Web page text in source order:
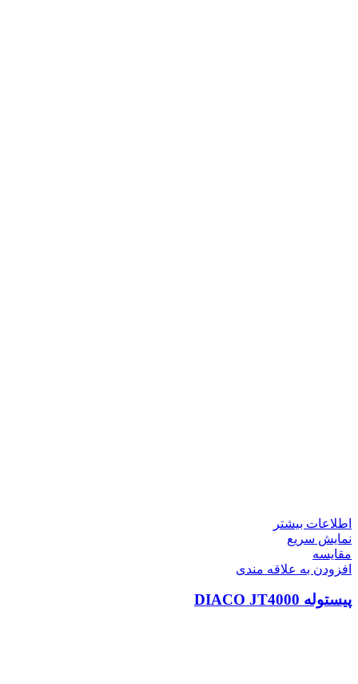
اطلاعات بیشتر
نمایش سریع
مقايسه
افزودن به علاقه مندی
پیستوله DIACO JT4000